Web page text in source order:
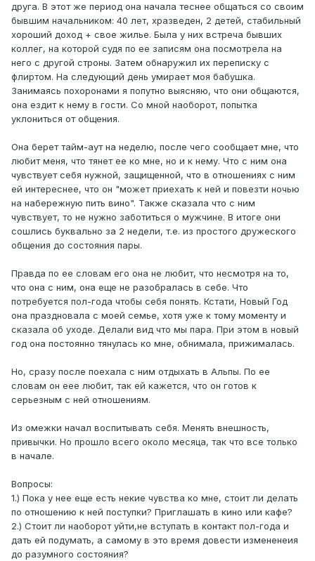
друга. В этот же период она начала теснее общаться со своим
бывшим начальником: 40 лет, хразведен, 2 детей, стабильный
хороший доход + свое жилье. Была у них встреча бывших
коллег, на которой судя по ее записям она посмотрела на
него с другой строны. Затем обнаружил их переписку с
флиртом. На следующий день умирает моя бабушка.
Занимаясь похоронами я попутно выясняю, что они общаются,
она ездит к нему в гости. Со мной наоборот, попытка
уклониться от общения.
Она берет тайм-аут на неделю, после чего сообщает мне, что
любит меня, что тянет ее ко мне, но и к нему. Что с ним она
чувствует себя нужной, защищенной, что в отношениях с ним
ей интереснее, что он "может приехать к ней и повезти ночью
на набережную пить вино". Также сказала что с ним
чувствует, то не нужно заботиться о мужчине. В итоге они
сошлись буквально за 2 недели, т.е. из простого дружеского
общения до состояния пары.
Правда по ее словам его она не любит, что несмотря на то,
что она с ним, она еще не разобралась в себе. Что
потребуется пол-года чтобы себя понять. Кстати, Новый Год
она праздновала с моей семье, хотя уже к тому моменту и
сказала об уходе. Делали вид что мы пара. При этом в новый
год она постоянно тянулась ко мне, обнимала, прижималась.
Но, сразу после поехала с ним отдыхать в Альпы. По ее
словам он еее любит, так ей кажется, что он готов к
серьезным с ней отношениям.
Из омежки начал воспитывать себя. Менять внешность,
привычки. Но прошло всего около месяца, так что все только
в начале.
Вопросы:
1.) Пока у нее еще есть некие чувства ко мне, стоит ли делать
по отношению к ней поступки? Приглашать в кино или кафе?
2.) Стоит ли наоборот уйти,не вступать в контакт пол-года и
дать ей подумать, а самому в это время довести измененеия
до разумного состояния?